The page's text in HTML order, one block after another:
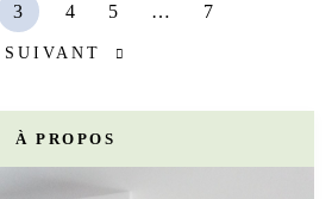
3 4 5 … 7
SUIVANT
À PROPOS